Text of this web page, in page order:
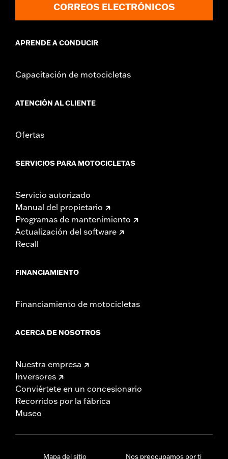
CORREOS ELECTRÓNICOS
APRENDE A CONDUCIR
Capacitación de motocicletas
ATENCIÓN AL CLIENTE
Ofertas
SERVICIOS PARA MOTOCICLETAS
Servicio autorizado
Manual del propietario
Programas de mantenimiento
Actualización del software
Recall
FINANCIAMIENTO
Financiamiento de motocicletas
ACERCA DE NOSOTROS
Nuestra empresa
Inversores
Conviértete en un concesionario
Recorridos por la fábrica
Museo
Mapa del sitio Nos preocupamos por ti